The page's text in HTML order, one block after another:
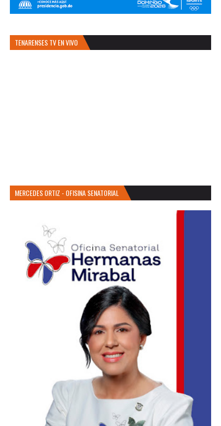
TENARENSES TV EN VIVO
MERCEDES ORTIZ - OFISINA SENATORIAL